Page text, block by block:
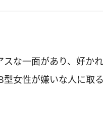
な一面があり、好か
女性が嫌いな人に取